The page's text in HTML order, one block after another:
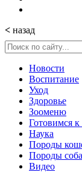
< назад
Новости
Воспитание
Уход
Здоровье
Зооменю
Готовимся к
Наука
Породы
Породы
Видео